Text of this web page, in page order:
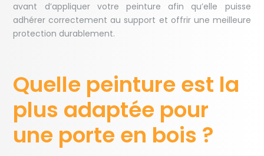
avant d’appliquer votre peinture afin qu’elle puisse
adhérer correctement au support et offrir une meilleure
protection durablement.
Quelle peinture est la
plus adaptée pour
une porte en bois ?